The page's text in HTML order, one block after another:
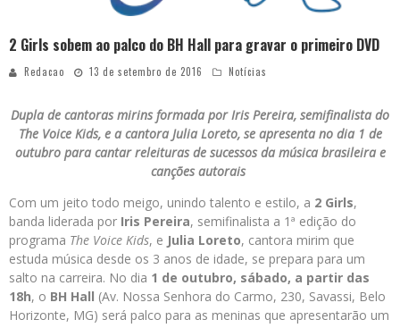
2 Girls sobem ao palco do BH Hall para gravar o primeiro DVD
Redacao 13 de setembro de 2016 Notícias
Dupla de cantoras mirins formada por Iris Pereira, semifinalista do
The Voice Kids, e a cantora Julia Loreto, se apresenta no dia 1 de
outubro para cantar releituras de sucessos da música brasileira e
canções autorais
Com um jeito todo meigo, unindo talento e estilo, a 2 Girls,
banda liderada por Iris Pereira, semifinalista a 1ª edição do
programa The Voice Kids, e Julia Loreto, cantora mirim que
estuda música desde os 3 anos de idade, se prepara para um
salto na carreira. No dia 1 de outubro, sábado, a partir das
18h, o BH Hall (Av. Nossa Senhora do Carmo, 230, Savassi, Belo
Horizonte, MG) será palco para as meninas que apresentarão um